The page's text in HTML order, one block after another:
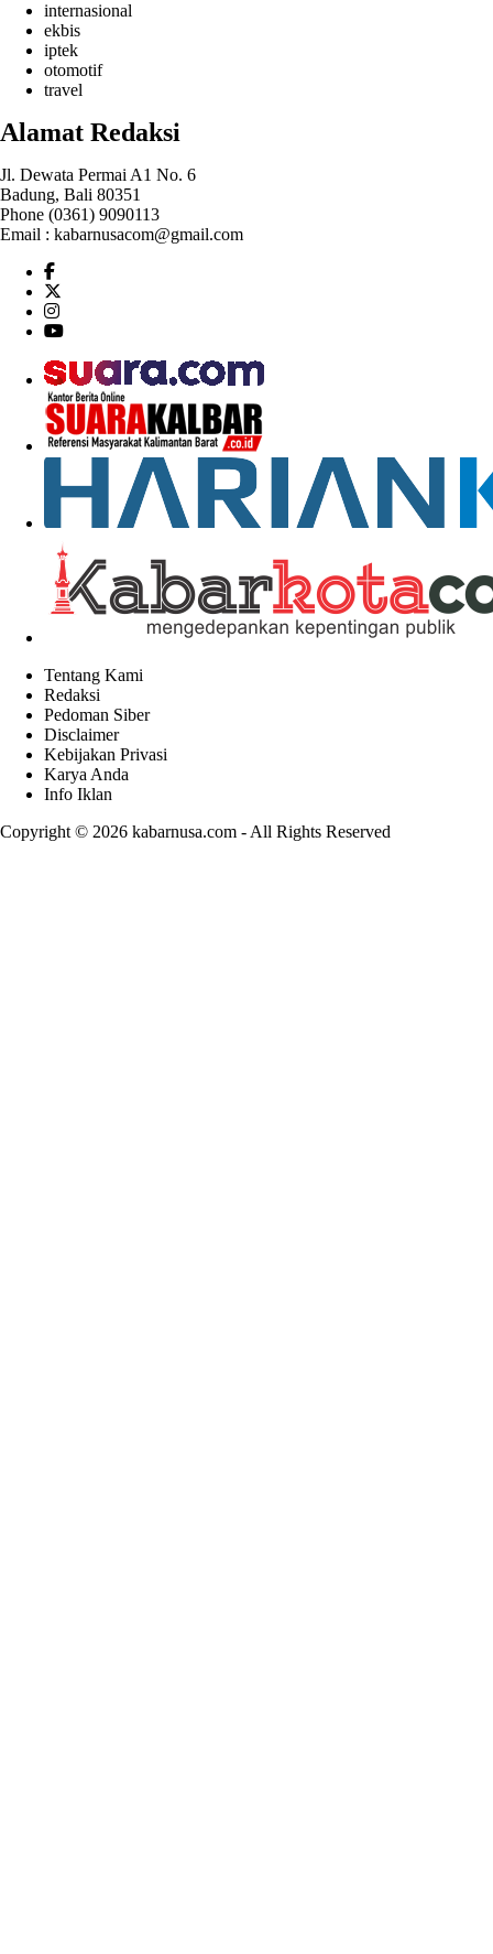
internasional
ekbis
iptek
otomotif
travel
Alamat Redaksi
Jl. Dewata Permai A1 No. 6
Badung, Bali 80351
Phone (0361) 9090113
Email : kabarnusacom@gmail.com
Tentang Kami
Redaksi
Pedoman Siber
Disclaimer
Kebijakan Privasi
Karya Anda
Info Iklan
Copyright © 2026 kabarnusa.com - All Rights Reserved